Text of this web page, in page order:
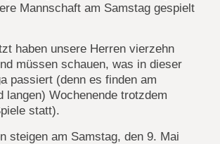
Mannschaft am Samstag gespielt
haben unsere Herren vierzehn
müssen schauen, was in dieser
passiert (denn es finden am
langen) Wochenende trotzdem
statt).
steigen am Samstag, den 9. Mai